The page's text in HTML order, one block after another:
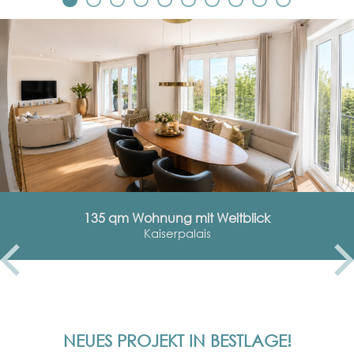
135 qm Wohnung mit Weitblick
Kaiserpalais
NEUES PROJEKT IN BESTLAGE!